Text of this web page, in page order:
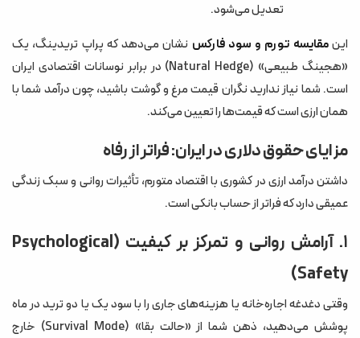
تعدیل می‌شود.
اینمقایسه تورم و سود فارکس نشان می‌دهد که پراپ تریدینگ، یک
«هجینگ طبیعی» (Natural Hedge) در برابر نوسانات اقتصادی ایران
است. شما نیاز ندارید نگران قیمت مرغ و گوشت باشید، چون درآمد شما با
همان ارزی است که قیمت‌ها را تعیین می‌کند.
مزایای حقوق دلاری در ایران: فراتر از رفاه
داشتن درآمد ارزی در کشوری با اقتصاد متورم، تأثیرات روانی و سبک زندگی
عمیقی دارد که فراتر از حساب بانکی است.
۱. آرامش روانی و تمرکز بر کیفیت (Psychological
Safety)
وقتی دغدغه اجاره‌خانه یا هزینه‌های جاری را با سود یک یا دو ترید در ماه
پوشش می‌دهید، ذهن شما از «حالت بقا» (Survival Mode) خارج